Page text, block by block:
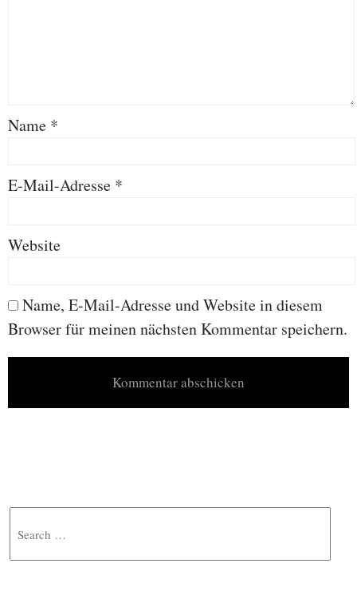
Name *
E-Mail-Adresse *
Website
Name, E-Mail-Adresse und Website in diesem
Browser für meinen nächsten Kommentar speichern.